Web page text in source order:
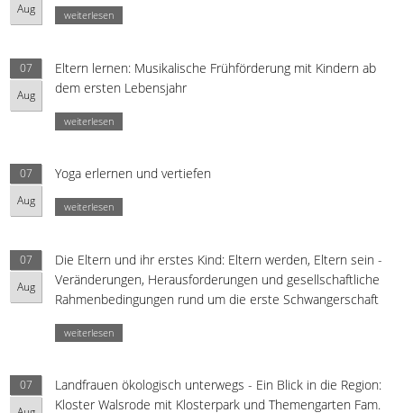
Aug
weiterlesen
07
Aug
Eltern lernen: Musikalische Frühförderung mit Kindern ab
dem ersten Lebensjahr
weiterlesen
07
Aug
Yoga erlernen und vertiefen
weiterlesen
07
Aug
Die Eltern und ihr erstes Kind: Eltern werden, Eltern sein -
Veränderungen, Herausforderungen und gesellschaftliche
Rahmenbedingungen rund um die erste Schwangerschaft
weiterlesen
07
Landfrauen ökologisch unterwegs - Ein Blick in die Region:
Kloster Walsrode mit Klosterpark und Themengarten Fam.